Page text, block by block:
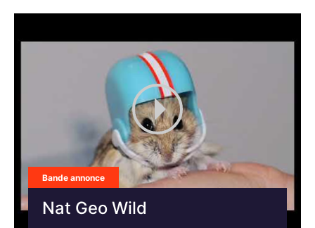
Bande annonce
Nat Geo Wild